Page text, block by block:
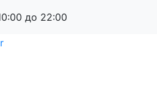
до 22:00